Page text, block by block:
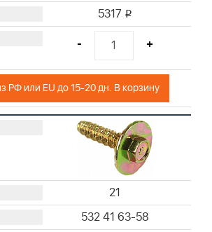
5317 i
- +
Поставка из РФ или EU до 15-20 дн. В корзину
21
532 41 63-58